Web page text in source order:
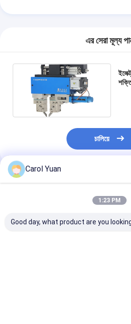
এর সেরা মূল্য
চালিয়ে
প্রস্তাবিত পণ্য
Carol Yuan
1:23 PM
Good day, what product are you